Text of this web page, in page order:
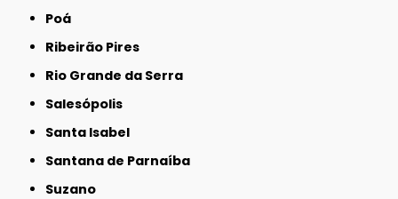
Poá
Ribeirão Pires
Rio Grande da Serra
Salesópolis
Santa Isabel
Santana de Parnaíba
Suzano